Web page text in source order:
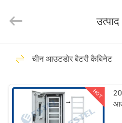
उत्पादों
हमारे
TECHNOLOGY
All
Reserved.
आउटडोर
उत्पाद
चीन आउटडोर बैटरी कैबिनेट
HOT